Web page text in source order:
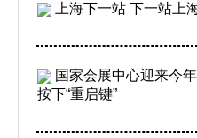
上海下一站 下一站上
国家会展中心迎来今
按下“重启键”